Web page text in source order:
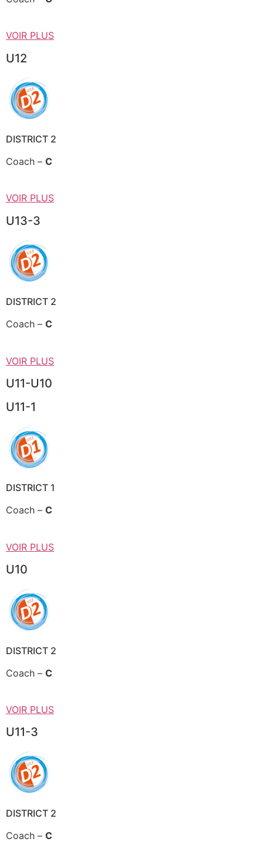
VOIR PLUS
U12
DISTRICT 2
Coach – C
VOIR PLUS
U13-3
DISTRICT 2
Coach – C
VOIR PLUS
U11-U10
U11-1
DISTRICT 1
Coach – C
VOIR PLUS
U10
DISTRICT 2
Coach – C
VOIR PLUS
U11-3
DISTRICT 2
Coach – C